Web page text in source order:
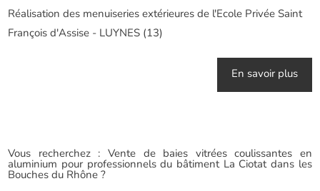
Réalisation des menuiseries extérieures de l'Ecole Privée Saint
François d'Assise - LUYNES (13)
En savoir plus
Vous recherchez : Vente de baies vitrées coulissantes en
aluminium pour professionnels du bâtiment La Ciotat dans les
Bouches du Rhône ?